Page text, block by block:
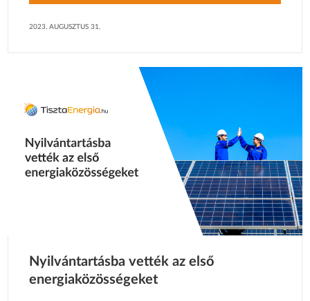
2023. AUGUSZTUS 31.
Nyilvántartásba vették az első
energiaközösségeket